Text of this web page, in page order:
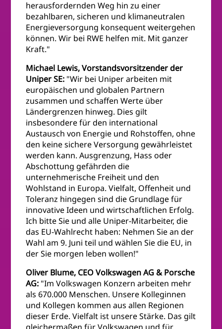
herausfordernden Weg hin zu einer
bezahlbaren, sicheren und klimaneutralen
Energieversorgung konsequent weitergehen
können. Wir bei RWE helfen mit. Mit ganzer
Kraft."
Michael Lewis, Vorstandsvorsitzender der
Uniper SE: "Wir bei Uniper arbeiten mit
europäischen und globalen Partnern
zusammen und schaffen Werte über
Ländergrenzen hinweg. Dies gilt
insbesondere für den international
Austausch von Energie und Rohstoffen, ohne
den keine sichere Versorgung gewährleistet
werden kann. Ausgrenzung, Hass oder
Abschottung gefährden die
unternehmerische Freiheit und den
Wohlstand in Europa. Vielfalt, Offenheit und
Toleranz hingegen sind die Grundlage für
innovative Ideen und wirtschaftlichen Erfolg.
Ich bitte Sie und alle Uniper-Mitarbeiter, die
das EU-Wahlrecht haben: Nehmen Sie an der
Wahl am 9. Juni teil und wählen Sie die EU, in
der Sie morgen leben wollen!"
Oliver Blume, CEO Volkswagen AG & Porsche
AG: "Im Volkswagen Konzern arbeiten mehr
als 670.000 Menschen. Unsere Kolleginnen
und Kollegen kommen aus allen Regionen
dieser Erde. Vielfalt ist unsere Stärke. Das gilt